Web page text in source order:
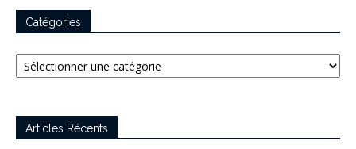
Catégories
Catégories
Articles Récents